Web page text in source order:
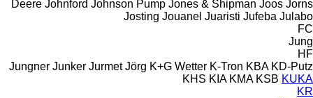
Deere Johnford Johnson Pump Jones & Shipman Joos Jorns
Josting Jouanel Juaristi Jufeba Julabo
FC
Jung
HF
Jungner Junker Jurmet Jörg K+G Wetter K-Tron KBA KD-Putz
KHS KIA KMA KSB KUKA
KR